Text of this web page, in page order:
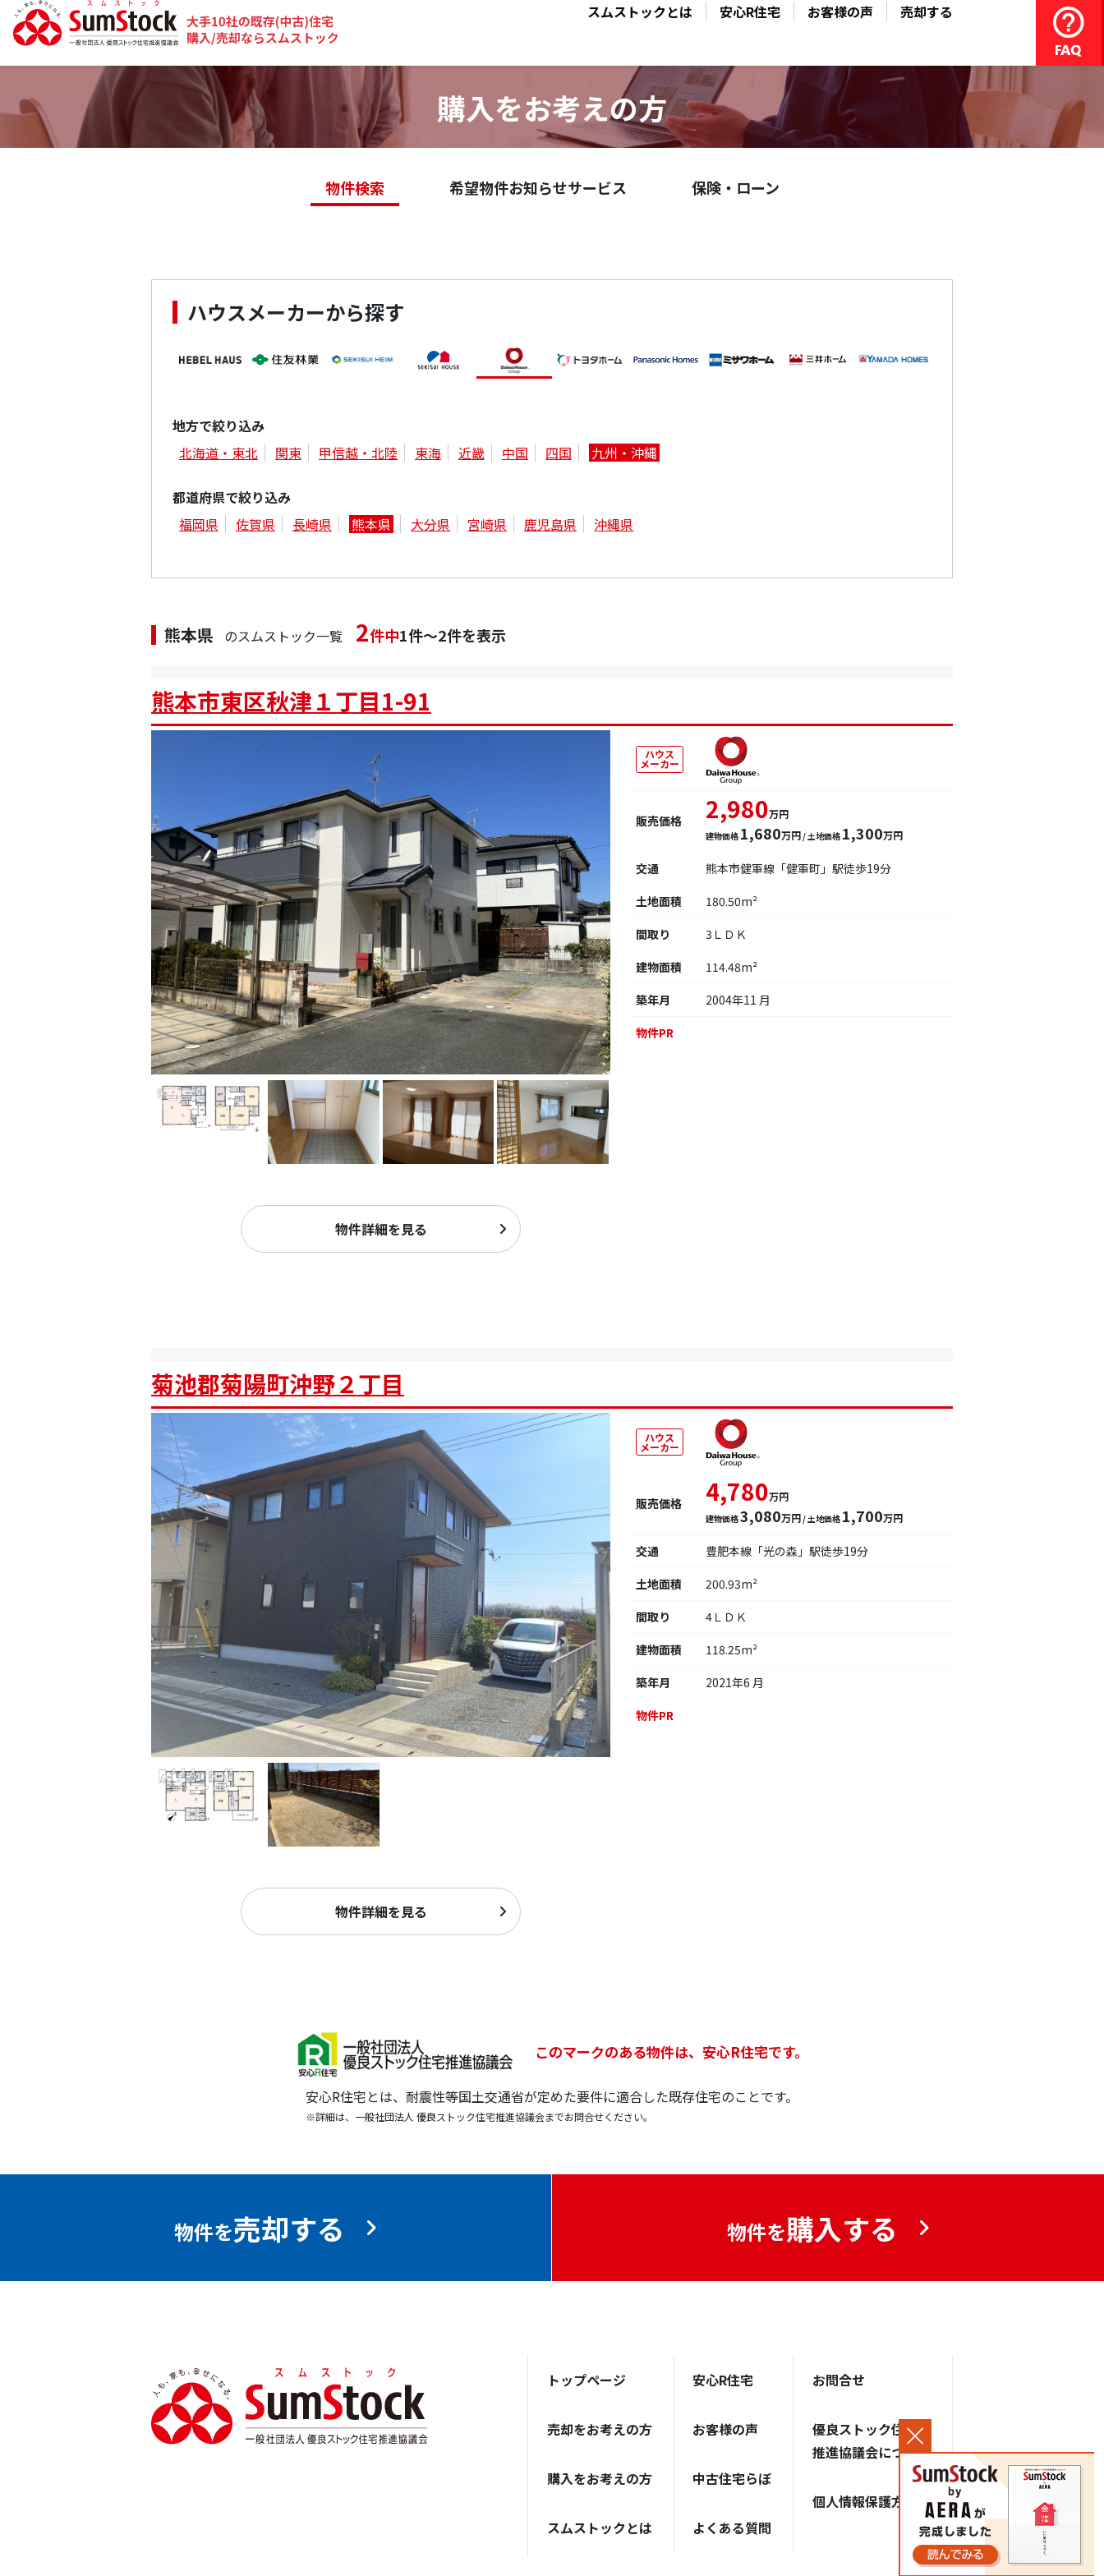
スムストックとは 安心R住宅 お客様の声 売却する
購入をお考えの方
物件検索 希望物件お知らせサービス 保険・ローン
ハウスメーカーから探す
地方で絞り込み
北海道・東北
関東 甲信越・北陸 東海 近畿 中国 四国 九州・沖縄
都道府県で絞り込み
福岡県
佐賀県 長崎県 熊本県 大分県 宮崎県 鹿児島県 沖縄県
熊本県 のスムストック一覧 2件中1件～2件を表示
熊本市東区秋津１丁目1-91
物件詳細を見る
ハウス
メーカー
販売価格 2,980万円
建物価格 1,680万円 / 土地価格 1,300万円
交通
熊本市健軍線「健軍町」駅徒歩19分
土地面積
180.50m²
間取り
3ＬＤＫ
建物面積
114.48m²
築年月
2004年11 月
物件PR
菊池郡菊陽町沖野２丁目
物件詳細を見る
ハウス
メーカー
販売価格 4,780万円
建物価格3,080万円 / 土地価格 1,700万円
交通
豊肥本線「光の森」駅徒歩19分
土地面積
200.93m²
間取り
4ＬＤＫ
建物面積
118.25m²
築年月
2021年6 月
物件PR
このマークのある物件は、安心R住宅です。
安心R住宅とは、耐震性等国土交通省が定めた要件に適合した既存住宅のことです。
※詳細は、一般社団法人 優良ストック住宅推進協議会までお問合せください。
物件を売却する 物件を購入する
トップページ
売却をお考えの方
購入をお考えの方
スムストックとは
安心R住宅
お客様の声
中古住宅らぼ
よくある質問
お問合せ
優良ストック住宅
推進協議会について
個人情報保護方針